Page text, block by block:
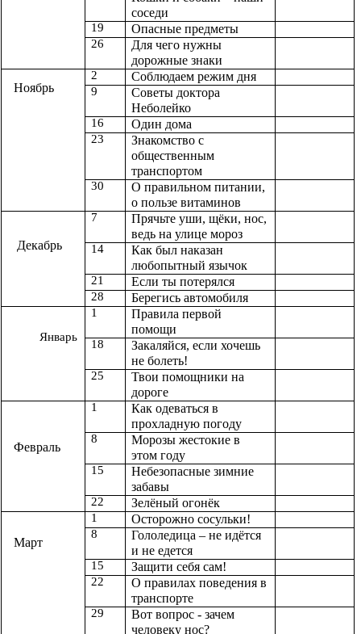
соседи
19 Опасные предметы
26
Для чего нужны
дорожные знаки
Ноябрь
2 Соблюдаем режим дня
9
Советы доктора
Неболейко
16 Один дома
23
Знакомство с
общественным
транспортом
30
О правильном питании,
о пользе витаминов
Декабрь
7
Прячьте уши, щёки, нос,
ведь на улице мороз
14
Как был наказан
любопытный язычок
21 Если ты потерялся
28 Берегись автомобиля
Январь
1
Правила первой
помощи
18
Закаляйся, если хочешь
не болеть!
25
Твои помощники на
дороге
Февраль
1
Как одеваться в
прохладную погоду
8
Морозы жестокие в
этом году
15
Небезопасные зимние
забавы
22 Зелёный огонёк
Март
1 Осторожно сосульки!
8
Гололедица – не идётся
и не едется
15 Защити себя сам!
22
О правилах поведения в
транспорте
29
Вот вопрос - зачем
человеку нос?